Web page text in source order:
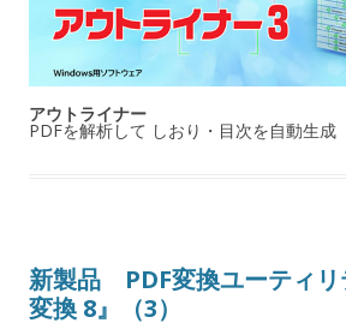
アウトライナー
PDFを解析して しおり・目次を自動生成
新製品 PDF変換ユーティリ
変換 8』（3）